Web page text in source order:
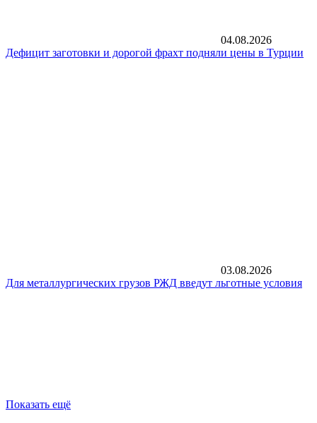
04.08.2026
Дефицит заготовки и дорогой фрахт подняли цены в Турции
03.08.2026
Для металлургических грузов РЖД введут льготные условия
Показать ещё